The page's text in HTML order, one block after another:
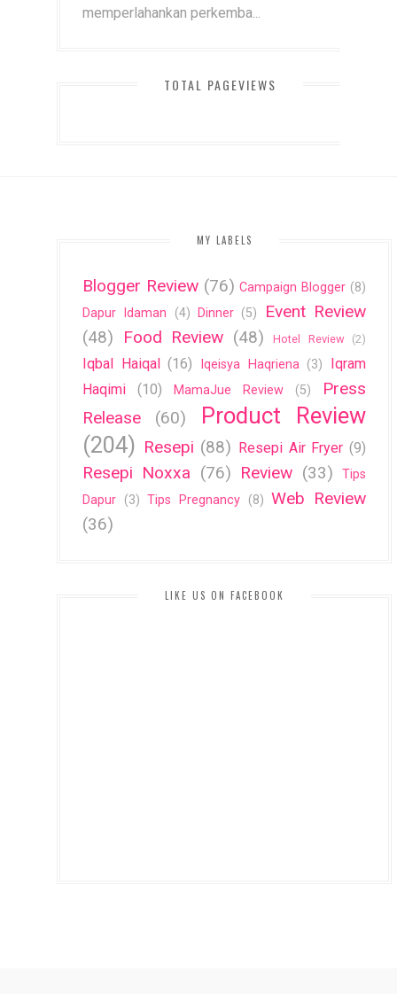
memperlahankan perkemba...
TOTAL PAGEVIEWS
MY LABELS
Blogger Review (76) Campaign Blogger (8)
Dapur Idaman
(4) Dinner (5)
Event Review
(48)
Food Review (48) Hotel Review (2)
Iqbal Haiqal (16) Iqeisya Haqriena (3)
Iqram
Haqimi
(10) MamaJue Review (5)
Press
Release
(60)
Product Review
(204) Resepi (88) Resepi Air Fryer (9)
Resepi Noxxa (76) Review (33)
Tips
Dapur (3) Tips Pregnancy (8) Web Review
(36)
LIKE US ON FACEBOOK